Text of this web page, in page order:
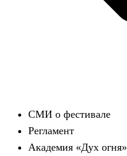
СМИ о фестивале
Регламент
Академия «Дух огня»